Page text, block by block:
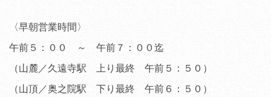
〈早朝営業時間〉
午前５：００ ～ 午前７：００迄
（山麓／久遠寺駅 上り最終 午前５：５０）
（山頂／奥之院駅 下り最終 午前６：５０）